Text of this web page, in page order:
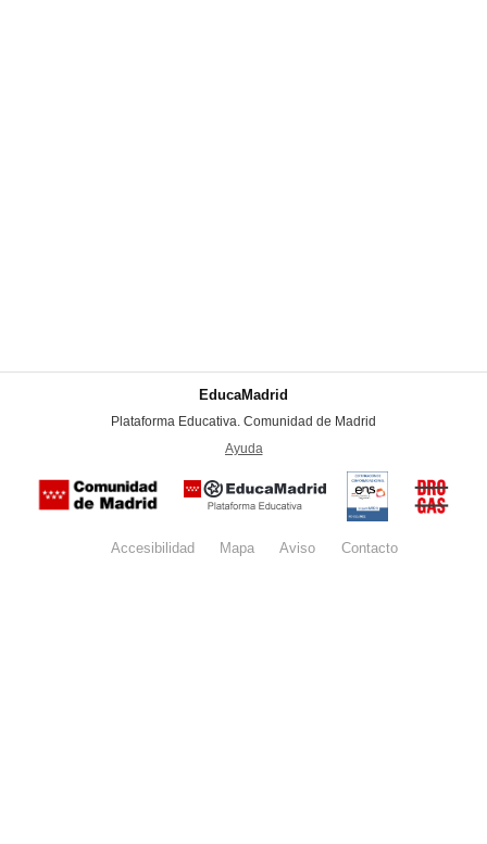
EducaMadrid
Plataforma Educativa. Comunidad de Madrid
Ayuda
Certificación
conformidad
con el
Nacional de
Seguridad
del
Accesibilidad Mapa Aviso legalContacto